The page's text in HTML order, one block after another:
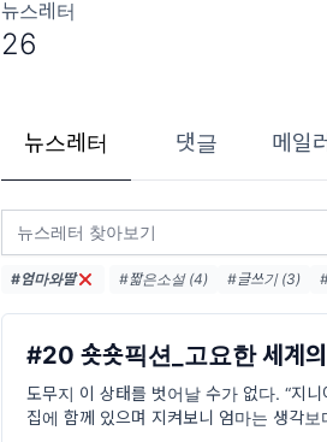
뉴스레터
26
뉴스레터 댓글 메일
#엄마와딸 #짧은소설 (4) #글쓰기 (3)
#20 숏숏픽션_고요한 세계의
도무지 이 상태를 벗어날 수가 없다. “지니
집에 함께 있으며 지켜보니 엄마는 생각보